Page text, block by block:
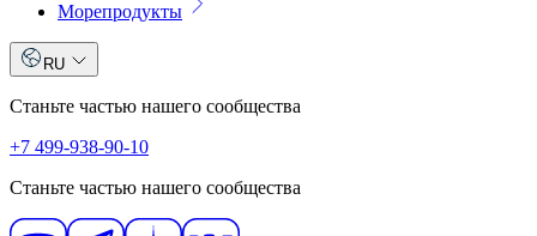
Морепродукты
RU
Станьте частью нашего сообщества
+7 499-938-90-10
Станьте частью нашего сообщества